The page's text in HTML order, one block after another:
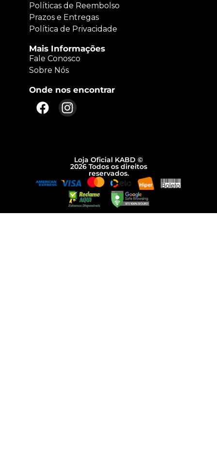
Políticas de Reembolso
Prazos e Entregas
Política de Privacidade
Mais Informações
Fale Conosco
Sobre Nós
Onde nos encontrar
Loja Oficial KABD ©
2026 Todos os direitos
reservados.